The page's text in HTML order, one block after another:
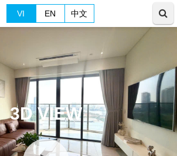
VI EN 中文
3D VIEW